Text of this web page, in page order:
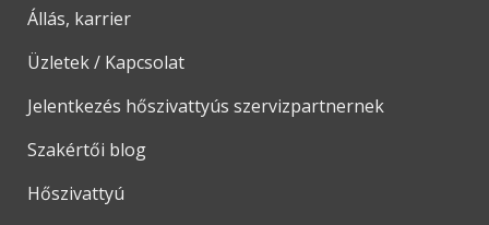
Állás, karrier
Üzletek / Kapcsolat
Jelentkezés hőszivattyús szervizpartnernek
Szakértői blog
Hőszivattyú